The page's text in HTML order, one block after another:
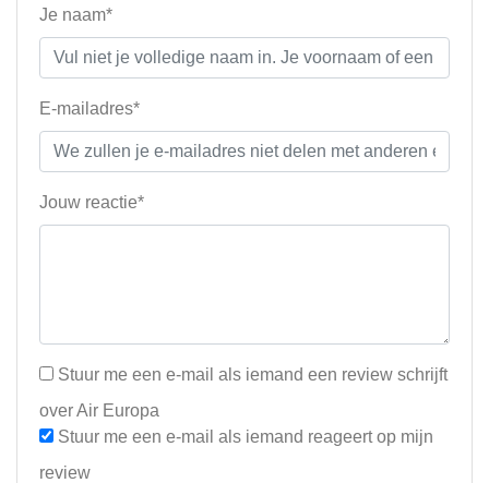
Je naam*
E-mailadres*
Jouw reactie*
Stuur me een e-mail als iemand een review schrijft
over Air Europa
Stuur me een e-mail als iemand reageert op mijn
review